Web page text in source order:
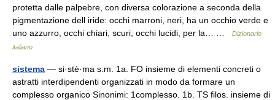
protetta dalle palpebre, con diversa colorazione a seconda della
pigmentazione dell iride: occhi marroni, neri, ha un occhio verde e
uno azzurro, occhi chiari, scuri; occhi lucidi, per la… …
Dizionario
italiano
sistema — si·stè·ma s.m. 1a. FO insieme di elementi concreti o
astratti interdipendenti organizzati in modo da formare un
complesso organico Sinonimi: 1complesso. 1b. TS filos. insieme di